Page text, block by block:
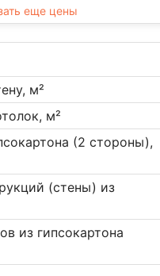
еще цены
м²
м²
(2 стороны),
(стены) из
из гипсокартона